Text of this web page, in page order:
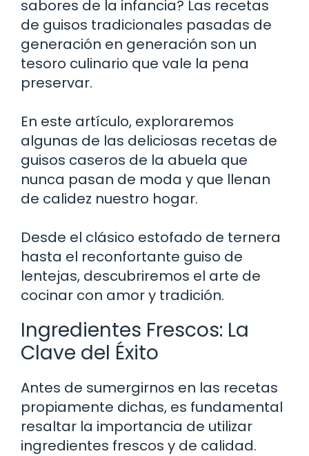
sabores de la infancia? Las recetas
de guisos tradicionales pasadas de
generación en generación son un
tesoro culinario que vale la pena
preservar.
En este artículo, exploraremos
algunas de las deliciosas recetas de
guisos caseros de la abuela que
nunca pasan de moda y que llenan
de calidez nuestro hogar.
Desde el clásico estofado de ternera
hasta el reconfortante guiso de
lentejas, descubriremos el arte de
cocinar con amor y tradición.
Ingredientes Frescos: La
Clave del Éxito
Antes de sumergirnos en las recetas
propiamente dichas, es fundamental
resaltar la importancia de utilizar
ingredientes frescos y de calidad.